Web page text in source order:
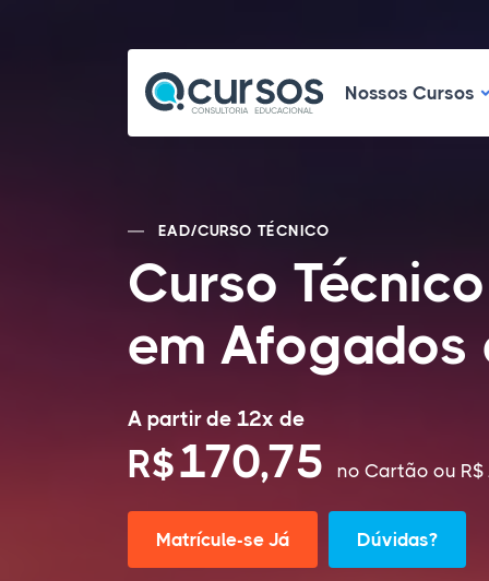
Nossos Cursos
EAD/CURSO TÉCNICO
Curso
em Afogados
A partir de 12x de
R$170,75 no Cartão ou
Matrícule-se Já Dúvidas?